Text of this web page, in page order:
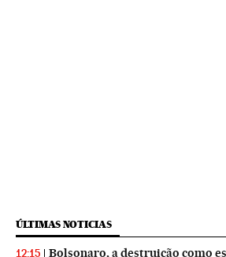
ÚLTIMAS NOTICIAS
12:15 Bolsonaro, a destruição como